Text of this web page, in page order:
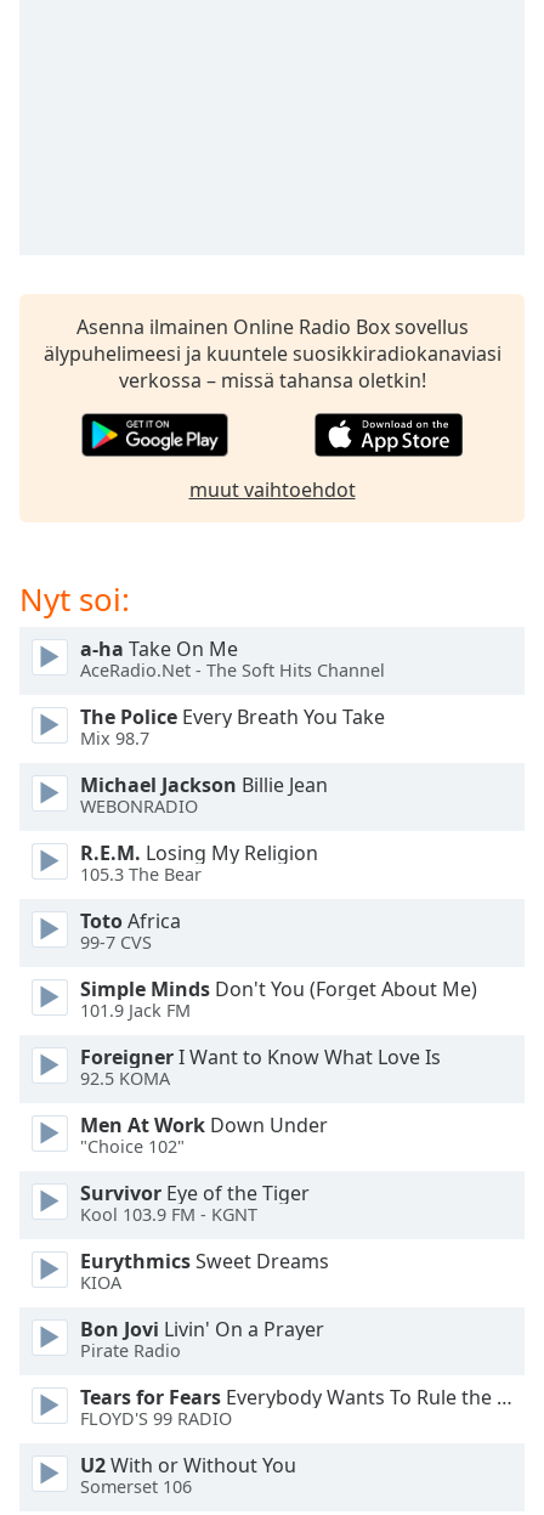
descriptions
off,
selected
opens
dialog
off
selected
Audio
Track
Picture-
in-
Fullscreen
This
window.
Beginning
window.
Escape
cancel
close
window.
Color
Opacity
Asenna ilmainen Online Radio Box sovellus
älypuhelimeesi ja kuuntele suosikkiradiokanaviasi
verkossa – missä tahansa oletkin!
muut vaihtoehdot
Nyt soi:
a-ha Take On Me
AceRadio.Net - The Soft Hits Channel
The Police Every Breath You Take
Mix 98.7
Michael Jackson Billie Jean
WEBONRADIO
R.E.M. Losing My Religion
105.3 The Bear
TotoAfrica
99-7 CVS
Simple Minds Don't You (Forget About Me)
101.9 Jack FM
ForeignerI Want to Know What Love Is
92.5 KOMA
Men At Work Down Under
"Choice 102"
Survivor Eye of the Tiger
Kool 103.9 FM - KGNT
EurythmicsSweet Dreams
KIOA
Bon Jovi Livin' On a Prayer
Pirate Radio
Tears for Fears Everybody Wants To Rule the World
FLOYD'S 99 RADIO
U2With or Without You
Somerset 106